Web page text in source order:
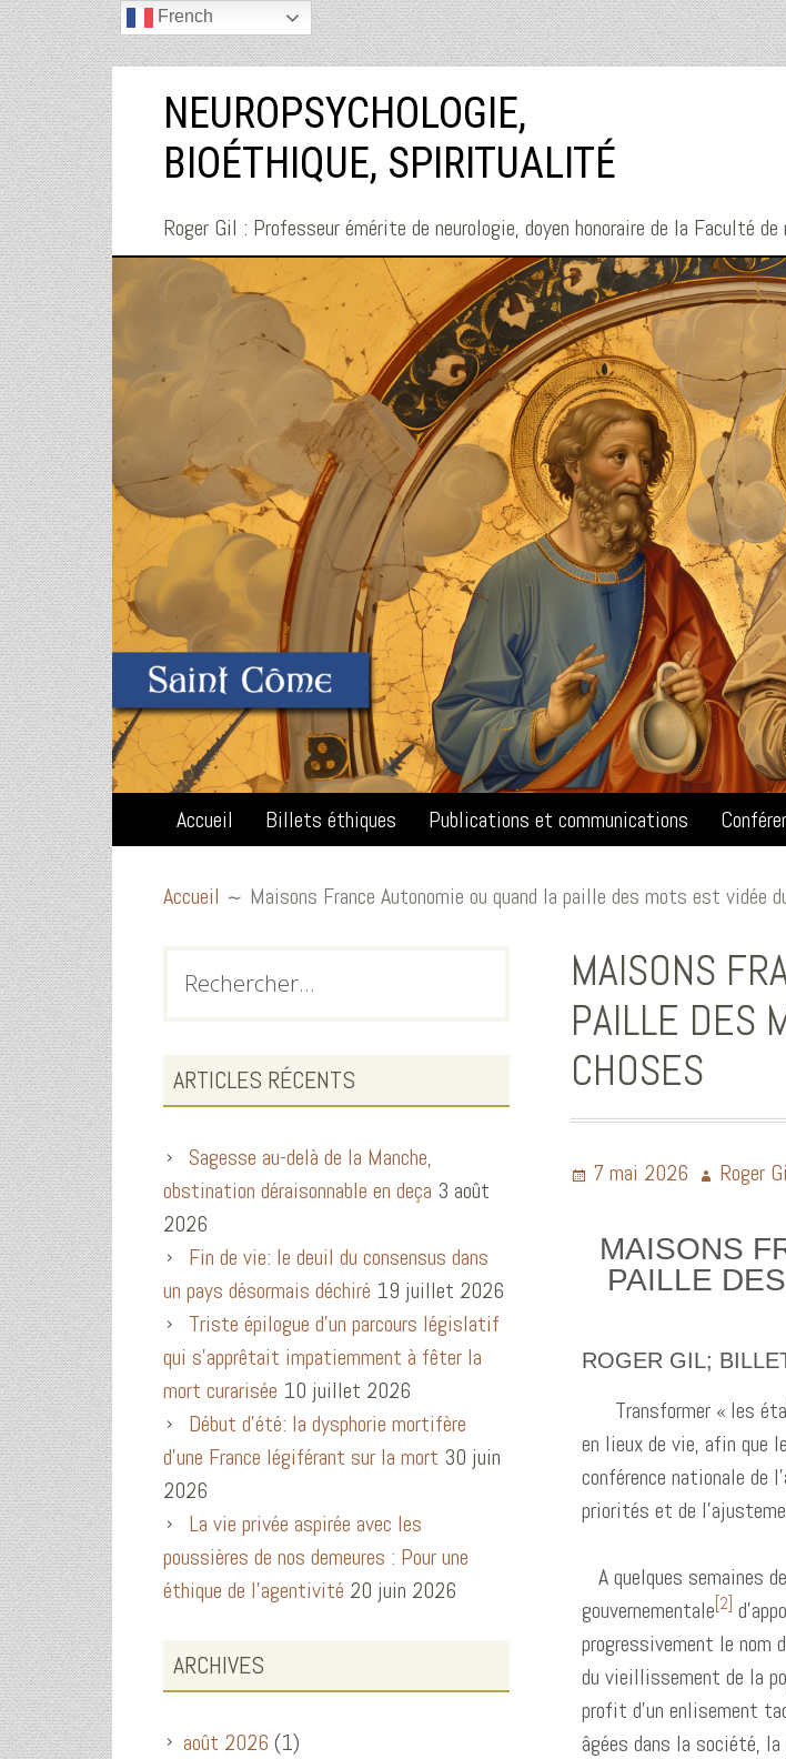
NEUROPSYCHOLOGIE,
BIOÉTHIQUE, SPIRITUALITÉ
Roger Gil : Professeur émérite de neurologie, doyen honoraire de la Faculté
Accueil Billets éthiques Publications et communications
Accueil Maisons France Autonomie ou quand la paille des mots est vidée
MAISONS
PAILLE DES
CHOSES
7 mai 2026 Roger
MAISONS
PAILLE
ROGER GIL;
Transformer « les
en lieux de vie, afin que
conférence nationale de
priorités et de
A quelques semaines
gouvernementale [2]
progressivement le nom
du vieillissement de la
profit d’un enlisement
âgées dans la société,
ARTICLES RÉCENTS
Sagesse au-delà de la Manche,
obstination déraisonnable en deça 3 août
2026
Fin de vie: le deuil du consensus dans
un pays désormais déchiré 19 juillet 2026
Triste épilogue d’un parcours législatif
qui s’apprêtait impatiemment à fêter la
mort curarisée 10 juillet 2026
Début d’été: la dysphorie mortifère
d’une France légiférant sur la mort 30 juin
2026
La vie privée aspirée avec les
poussières de nos demeures : Pour une
éthique de l’agentivité 20 juin 2026
ARCHIVES
août 2026 (1)
French